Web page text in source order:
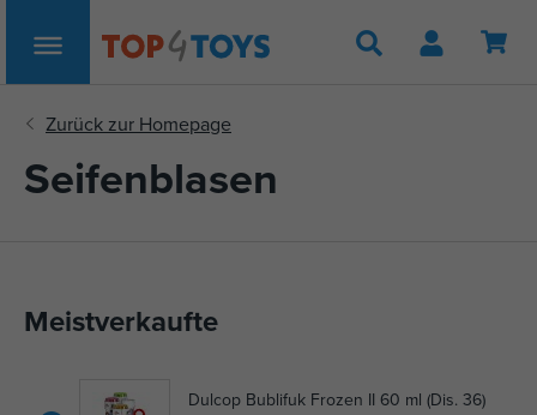
Suche
Seifenblasen
Meistverkaufte
Dulcop Bublifuk Frozen II 60 ml (Dis. 36)